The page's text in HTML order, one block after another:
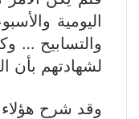
اليومية
والتسابيح …
لشهادتهم بأن
وقد شرح هؤلاء